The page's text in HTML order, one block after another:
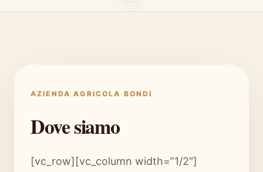
AZIENDA AGRICOLA BONDI
Dove siamo
[vc_row][vc_column width=”1/2″]